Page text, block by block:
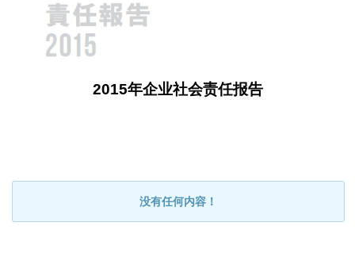
2015年企业社会责任报告
没有任何内容！